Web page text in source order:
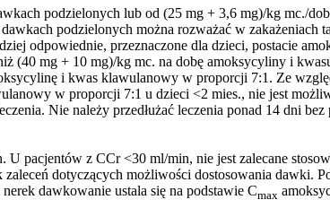
podzielonych lub od (25 mg + 3,6 mg)/kg mc./
podzielonych można rozważać w zakażeniach
odpowiednie, przeznaczone dla dzieci, postacie
(40 mg + 10 mg)/kg mc. na dobę amoksycyliny i
i kwas klawulanowy w proporcji 7:1. Ze
w proporcji 7:1 u dzieci <2 mies., nie jest
Nie należy przedłużać leczenia ponad 14 dni
pacjentów z CCr <30 ml/min, nie jest zalecane
dotyczących możliwości dostosowania dawki.
dawkowanie ustala się na podstawie Cmax